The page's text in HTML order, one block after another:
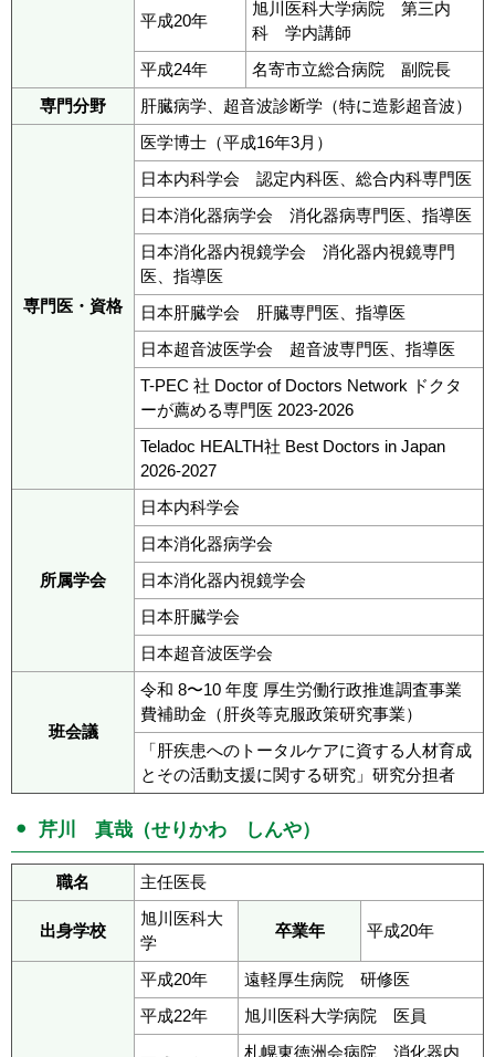
平成20年
旭川医科大学病院 第三内
科 学内講師
平成24年
名寄市立総合病院 副院長
専門分野
肝臓病学、超音波診断学（特に造影超音波）
専門医・資格
医学博士（平成16年3月）
日本内科学会 認定内科医、総合内科専門医
日本消化器病学会 消化器病専門医、指導医
日本消化器内視鏡学会 消化器内視鏡専門
医、指導医
日本肝臓学会 肝臓専門医、指導医
日本超音波医学会 超音波専門医、指導医
T-PEC 社 Doctor of Doctors Network ドクタ
ーが薦める専門医 2023-2026
Teladoc HEALTH社 Best Doctors in Japan
2026-2027
所属学会
日本内科学会
日本消化器病学会
日本消化器内視鏡学会
日本肝臓学会
日本超音波医学会
班会議
令和 8〜10 年度 厚生労働行政推進調査事業
費補助金（肝炎等克服政策研究事業）
「肝疾患へのトータルケアに資する人材育成
とその活動支援に関する研究」研究分担者
芹川 真哉（せりかわ しんや）
職名 主任医長
出身学校
旭川医科大
学
卒業年 平成20年
平成20年
遠軽厚生病院 研修医
平成22年
旭川医科大学病院 医員
札幌東徳洲会病院 消化器内